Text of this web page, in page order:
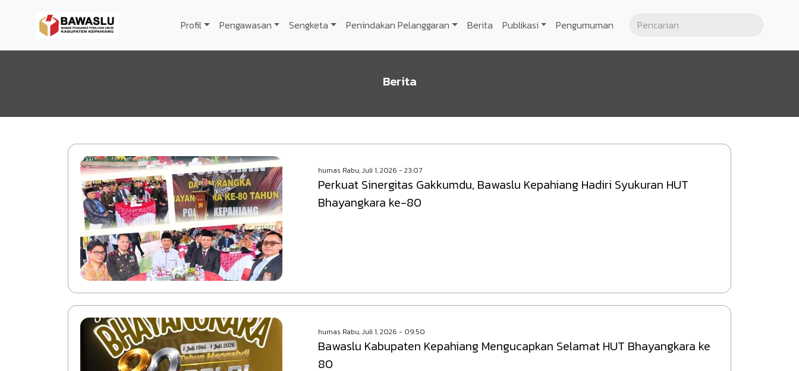
Profil
Pengawasan Sengketa Penindakan Pelanggaran Berita Publikasi Pengumuman
Berita
humas Rabu, Juli 1, 2026 - 23:07
Perkuat Sinergitas Gakkumdu, Bawaslu Kepahiang Hadiri Syukuran HUT
Bhayangkara ke-80
humas Rabu, Juli 1, 2026 - 09:50
Bawaslu Kabupaten Kepahiang Mengucapkan Selamat HUT Bhayangkara ke
80